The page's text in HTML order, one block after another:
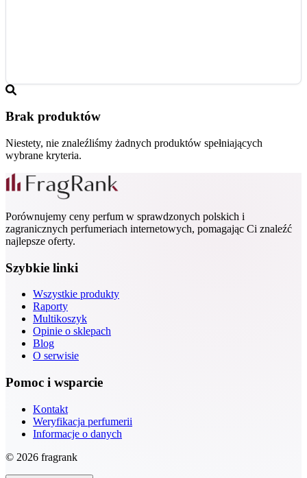
Brak produktów
Niestety, nie znaleźliśmy żadnych produktów spełniających
wybrane kryteria.
Porównujemy ceny perfum w sprawdzonych polskich i
zagranicznych perfumeriach internetowych, pomagając Ci znaleźć
najlepsze oferty.
Szybkie linki
Wszystkie produkty
Raporty
Multikoszyk
Opinie o sklepach
Blog
O serwisie
Pomoc i wsparcie
Kontakt
Weryfikacja perfumerii
Informacje o danych
© 2026 fragrank